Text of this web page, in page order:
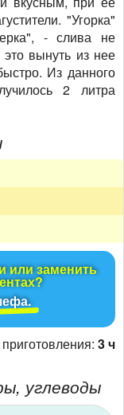
"Угорка"
- слива не
вынуть из нее
Из данного
2 литра
или заменить
3 ч
углеводы